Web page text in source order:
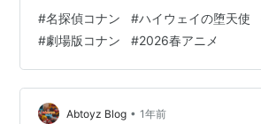
女神・萩原千速がついに劇場版デビュー
アルの主役は、まさかの 萩原千速（ち
跨る千速とコナンが中心に描かれ、そ
に“風の女神”。千速は原作・アニメ登
く、劇場版初参加とあって期待度は凄
#名探偵コナン #ハイウェイの堕天使
#劇場版コナン #2026春アニメ
Abtoyz Blog • 1年前